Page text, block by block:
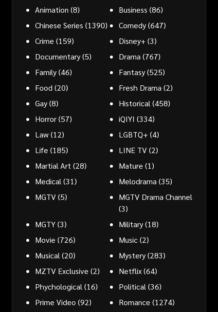
Animation (8) Business (86)
Chinese Series (1390) Comedy(647)
Crime (159) Disney+ (3)
Documentary(5) Drama(767)
Family(46) Fantasy(525)
Food(20) Fresh Drama(2)
Gay(8) Historical(458)
Horror(57) iQIYI (334)
Law(12) LGBTQ+ (4)
Life (185) LINE TV(2)
Martial Art(28) Mature (1)
Medical(31) Melodrama(35)
MGTV(5)
MGTV Drama Channel
(3)
MGTY(3) Military(18)
Movie (726) Music(2)
Musical(20) Mystery(283)
MZTV Exclusive (2) Netflix(64)
Phychological(16) Political(36)
Prime Video (92) Romance (1274)